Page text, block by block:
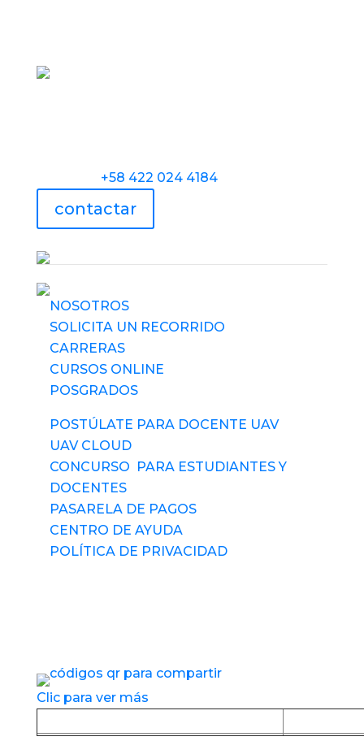
+58 422 024 4184
contactar
NOSOTROS
SOLICITA UN RECORRIDO
CARRERAS
CURSOS ONLINE
POSGRADOS
POSTÚLATE PARA DOCENTE UAV
UAV CLOUD
CONCURSO PARA ESTUDIANTES Y
DOCENTES
PASARELA DE PAGOS
CENTRO DE AYUDA
POLÍTICA DE PRIVACIDAD
Clic para ver más